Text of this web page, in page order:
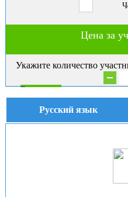
Цена за
Укажите количество
В корзину
Русский язык